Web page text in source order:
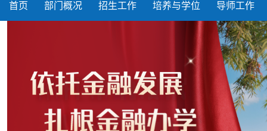
首页 部门概况 招生工作 培养与学位 导师工作